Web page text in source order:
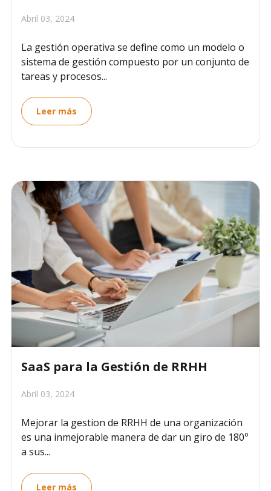
Abril 03, 2024
La gestión operativa se define como un modelo o
sistema de gestión compuesto por un conjunto de
tareas y procesos...
Leer más
SaaS para la Gestión de RRHH
Abril 03, 2024
Mejorar la gestion de RRHH de una organización
es una inmejorable manera de dar un giro de 180º
a sus...
Leer más